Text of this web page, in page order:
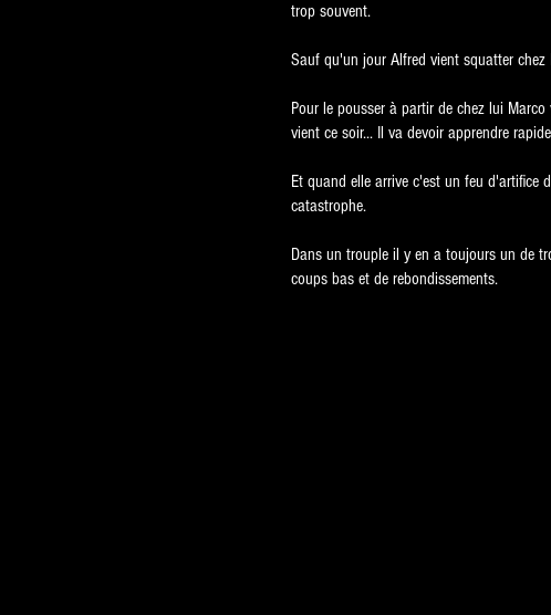
trop souvent.
Sauf qu'un jour Alfred vient squatter
Pour le pousser à partir de chez lui
vient ce soir... Il va devoir apprendre
Et quand elle arrive c'est un feu d'artifice
catastrophe.
Dans un trouple il y en a toujours un de
coups bas et de rebondissements.